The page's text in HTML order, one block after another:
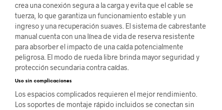
crea una conexión segura a la carga y evita que el cable se
tuerza, lo que garantiza un funcionamiento estable y un
ingreso y una recuperación suaves. El sistema de cabrestante
manual cuenta con una línea de vida de reserva resistente
para absorber el impacto de una caída potencialmente
peligrosa. El modo de rueda libre brinda mayor seguridad y
protección secundaria contra caídas.
Uso sin complicaciones
Los espacios complicados requieren el mejor rendimiento.
Los soportes de montaje rápido incluidos se conectan sin